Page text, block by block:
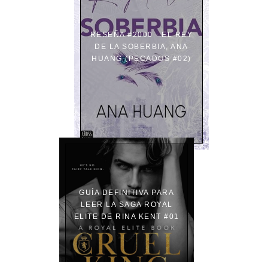
RESEÑA #2000 - EL REY
DE LA SOBERBIA, ANA
HUANG (PECADOS #02)
GUÍA DEFINITIVA PARA
LEER LA SAGA ROYAL
ELITE DE RINA KENT #01